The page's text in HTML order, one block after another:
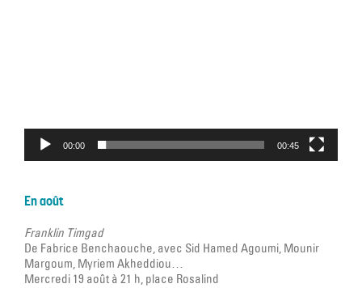
00:00 00:45
En août
Franklin Timgad
De Fabrice Benchaouche, avec Sid Hamed Agoumi, Mounir
Margoum, Myriem Akheddiou…
Mercredi 19 août à 21 h, place Rosalind